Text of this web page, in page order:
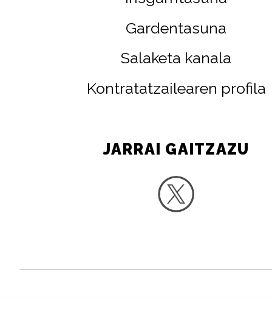
Gardentasuna
Salaketa kanala
Kontratatzailearen profila
JARRAI GAITZAZU